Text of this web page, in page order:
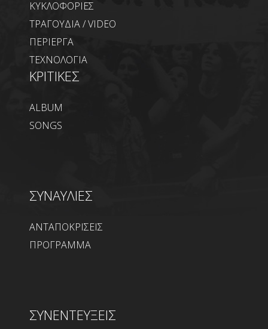
ΚΥΚΛΟΦΟΡΙΕΣ
ΤΡΑΓΟΥΔΙΑ / VIDEO
ΠΕΡΙΕΡΓΑ
ΤΕΧΝΟΛΟΓΙΑ
ΚΡΙΤΙΚΕΣ
ALBUM
SONGS
ΣΥΝΑΥΛΙΕΣ
ΑΝΤΑΠΟΚΡΙΣΕΙΣ
ΠΡΟΓΡΑΜΜΑ
ΣΥΝΕΝΤΕΥΞΕΙΣ